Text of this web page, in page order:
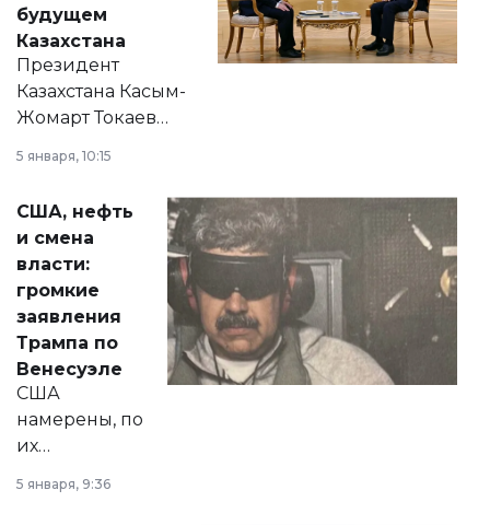
будущем
Казахстана
Президент
Казахстана Касым-
Жомарт Токаев
сразу несколько
актуальных тем —
от слухов о
политических
реформах до
вопросов армии,
экономики и
личного здоровья.
5 января, 10:15
США, нефть
и смена
власти:
громкие
заявления
Трампа по
Венесуэле
США
намерены, по
их
принести
5 января, 9:36